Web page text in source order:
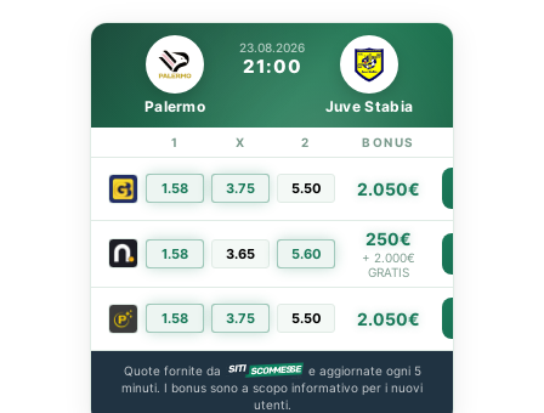
23.08.2026
21:00
Palermo Juve Stabia
1 X 2 BONUS
1.58 3.75 5.50 2.050€
1.58 3.65 5.60
250€
+ 2.000€
GRATIS
1.58 3.75 5.50 2.050€
Quote fornite da
e aggiornate ogni 5
minuti. I bonus sono a scopo informativo per i nuovi
utenti.